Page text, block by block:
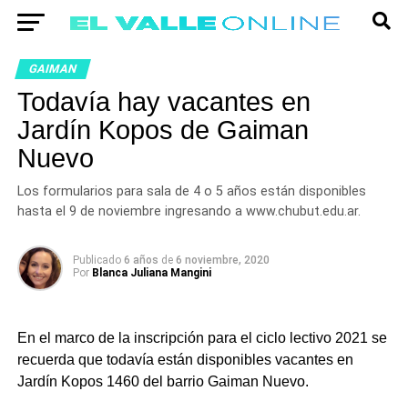
GAIMAN
Todavía hay vacantes en
Jardín Kopos de Gaiman
Nuevo
Los formularios para sala de 4 o 5 años están disponibles
hasta el 9 de noviembre ingresando a www.chubut.edu.ar.
Publicado 6 años de 6 noviembre, 2020
Por Blanca Juliana Mangini
En el marco de la inscripción para el ciclo lectivo 2021 se
recuerda que todavía están disponibles vacantes en
Jardín Kopos 1460 del barrio Gaiman Nuevo.